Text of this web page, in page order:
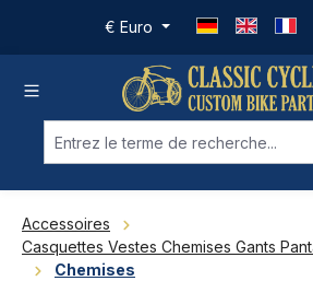
Passer au contenu principal
€ Euro
Accessoires
Casquettes Vestes Chemises Gants
Chemises